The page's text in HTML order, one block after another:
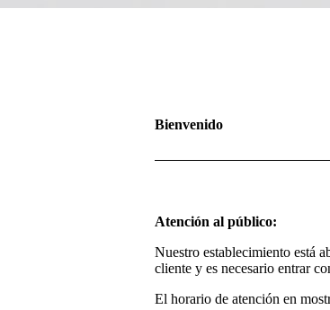
Bienvenido
Atención al público:
Nuestro establecimiento está
cliente y es necesario entrar
El horario de atención en